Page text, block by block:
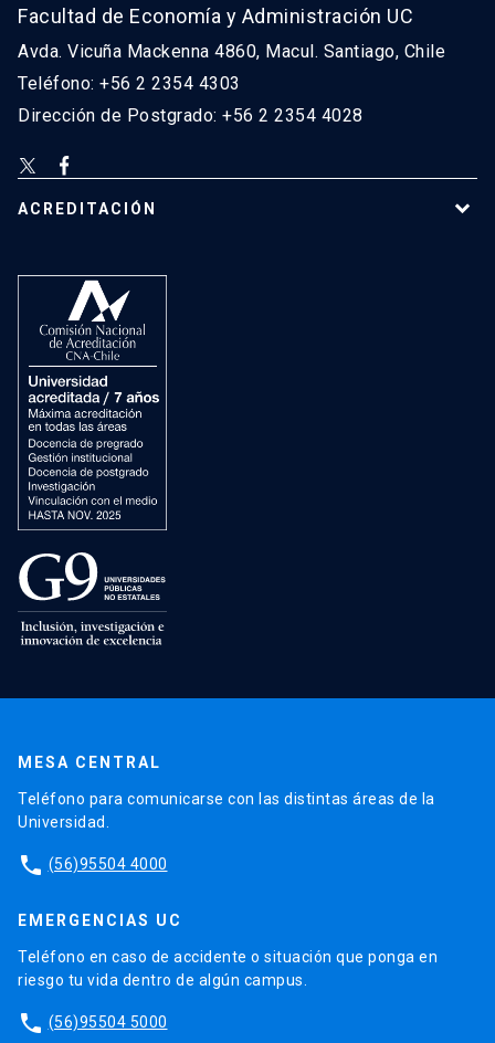
Facultad de Economía y Administración UC
Avda. Vicuña Mackenna 4860, Macul. Santiago, Chile
Teléfono: +56 2 2354 4303
Dirección de Postgrado: +56 2 2354 4028
ACREDITACIÓN
MESA CENTRAL
Teléfono para comunicarse con las distintas áreas de la
Universidad.
phone (56)95504 4000
EMERGENCIAS UC
Teléfono en caso de accidente o situación que ponga en
riesgo tu vida dentro de algún campus.
phone (56)95504 5000